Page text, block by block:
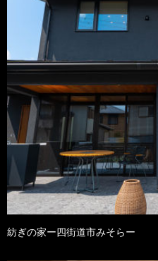
紡ぎの家ー四街道市みそらー